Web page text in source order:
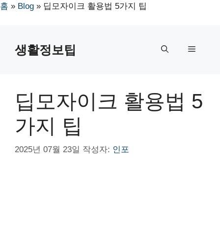
홈 » Blog » 딥모자이크 활용법 5가지 팁
생활정보팁 메
딥모자이크 활용법 5
가지 팁
2025년 07월 23일 작성자: 인포